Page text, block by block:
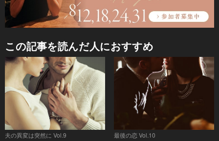
この記事を読んだ人におすすめ
夫の異変は突然に Vol.9 最後の恋 Vol.10